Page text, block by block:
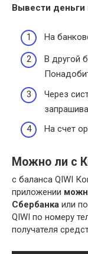
Вывести
На
В другой
Через
На счет
Можно ли с
с баланса QIWI
приложении
Сбербанка или
QIWI по номеру
получателя